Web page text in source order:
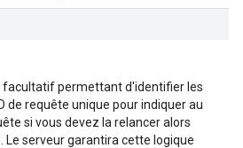
facultatif permettant d'identifier les
de requête unique pour indiquer au
si vous devez la relancer alors
Le serveur garantira cette logique